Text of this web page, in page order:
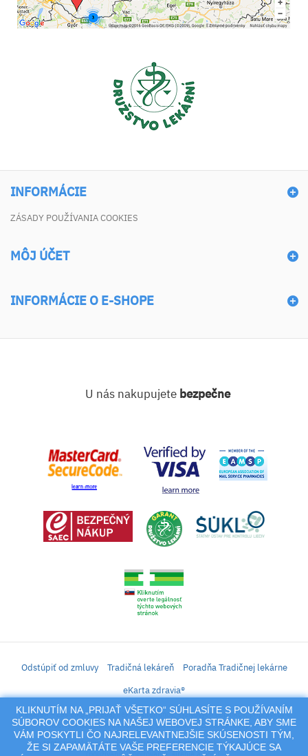
INFORMÁCIE
ZÁSADY POUŽÍVANIA COOKIES
MÔJ ÚČET
INFORMÁCIE O E-SHOPE
KLIKNUTÍM NA „PRIJAŤ VŠETKO“ SÚHLASÍTE S POUŽÍVANÍM
SÚBOROV COOKIES NA NAŠEJ WEBOVEJ STRÁNKE, ABY SME
VÁM POSKYTLI ČO NAJRELEVANTNEJŠIE SKÚSENOSTI TÝM,
ŽE SI ZAPAMÄTÁTE VAŠE PREFERENCIE TÝKAJÚCE SA
U nás nakupujete bezpečne
Odstúpiť od zmluvy Tradičná lekáreň
Poradňa Tradičnej lekárne
eKarta zdravia®
iLekáreň – Zásielkový predaj liekov, vitamínov, výživových doplnkov, prípravkov s
liečivým účinkom a kozmetiky. Elektronické zaslanie receptu.
Na tento portál sa vzťahujú autorské práva a akákoľvek jeho reprodukcia